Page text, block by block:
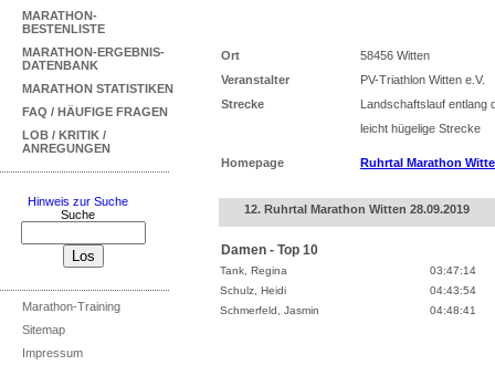
MARATHON-
BESTENLISTE
MARATHON-ERGEBNIS-
DATENBANK
MARATHON STATISTIKEN
FAQ / HÄUFIGE FRAGEN
LOB / KRITIK /
ANREGUNGEN
Hinweis zur Suche
Suche
Marathon-Training
Sitemap
Impressum
Ort
58456 Witten
Veranstalter
PV-Triathlon Witten e.V.
Strecke
Landschaftslauf entlang
leicht hügelige Strecke
Homepage Ruhrtal Marathon
12. Ruhrtal Marathon Witten 28.09.2019
Damen - Top 10
Tank, Regina
03:47:14
Schulz, Heidi
04:43:54
Schmerfeld, Jasmin
04:48:41